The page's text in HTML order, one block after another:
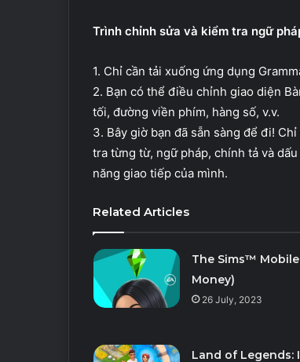
Trình chỉnh sửa và kiểm tra ngữ
1. Chỉ cần tải xuống ứng dụng
2. Bạn có thể điều chỉnh giao diện
tối, đường viền phím, hàng số, v.v.
3. Bây giờ bạn đã sẵn sàng để đi!
tra từng từ, ngữ pháp, chính tả và
năng giao tiếp của mình.
Related Articles
The Sims™
Money)
26 July, 2023
Land of Legends: